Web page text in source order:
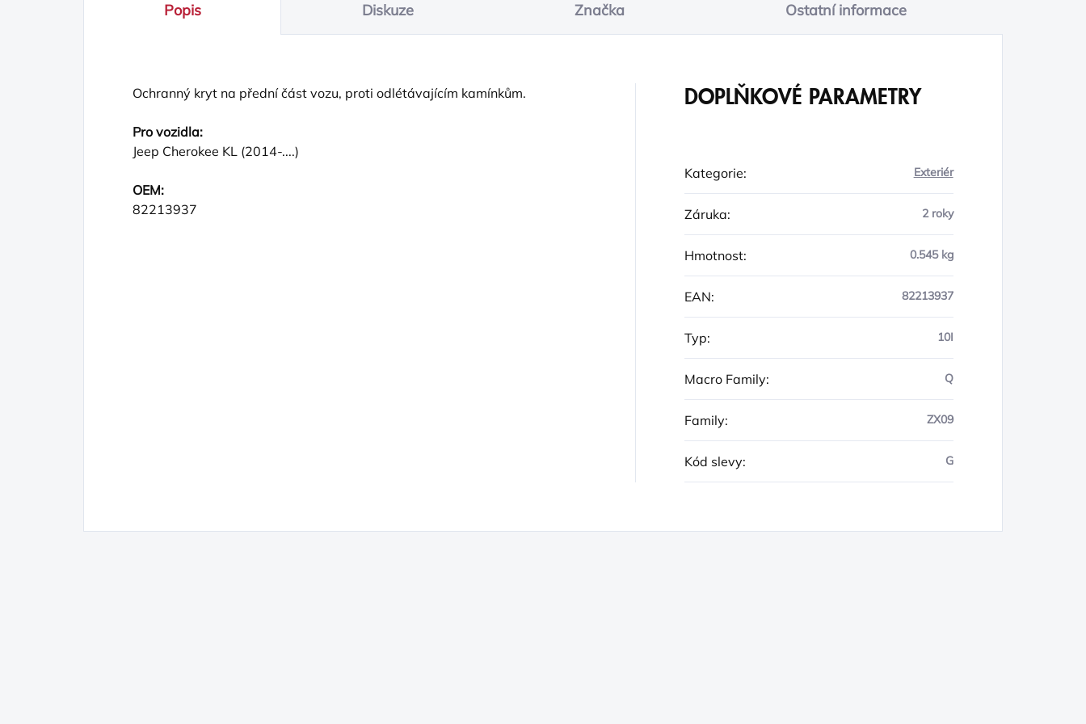
Popis Diskuze Značka Ostatní informace
Ochranný kryt na přední část vozu, proti odlétávajícím kamínkům.
Pro vozidla:
Jeep Cherokee KL (2014-....)
OEM:
82213937
DOPLŇKOVÉ PARAMETRY
Kategorie: Exteriér
Záruka: 2 roky
Hmotnost: 0.545 kg
EAN: 82213937
Typ: 10I
Macro Family: Q
Family: ZX09
Kód slevy: G